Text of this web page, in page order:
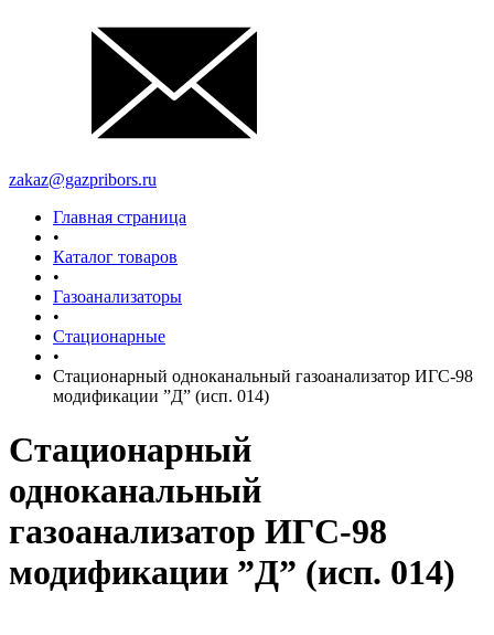
zakaz@gazpribors.ru
Главная страница
•
Каталог товаров
•
Газоанализаторы
•
Стационарные
•
Стационарный одноканальный газоанализатор ИГС-98
модификации ”Д” (исп. 014)
Стационарный
одноканальный
газоанализатор ИГС-98
модификации ”Д” (исп. 014)